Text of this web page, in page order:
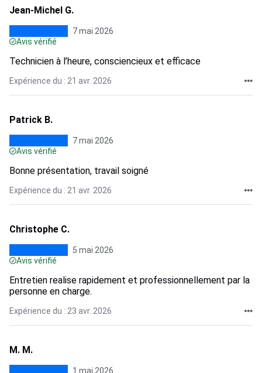
Jean-Michel G.
7 mai 2026
Avis vérifié
Technicien à l’heure, consciencieux et efficace
Expérience du : 21 avr. 2026
Patrick B.
7 mai 2026
Avis vérifié
Bonne présentation, travail soigné
Expérience du : 21 avr. 2026
Christophe C.
5 mai 2026
Avis vérifié
Entretien realise rapidement et professionnellement par la
personne en charge.
Expérience du : 23 avr. 2026
M. M.
1 mai 2026